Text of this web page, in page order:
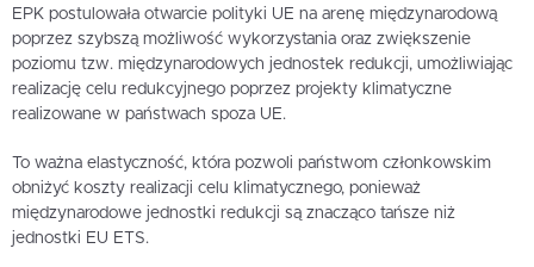
EPK postulowała otwarcie polityki UE na arenę międzynarodową
poprzez szybszą możliwość wykorzystania oraz zwiększenie
poziomu tzw. międzynarodowych jednostek redukcji, umożliwiając
realizację celu redukcyjnego poprzez projekty klimatyczne
realizowane w państwach spoza UE.
To ważna elastyczność, która pozwoli państwom członkowskim
obniżyć koszty realizacji celu klimatycznego, ponieważ
międzynarodowe jednostki redukcji są znacząco tańsze niż
jednostki EU ETS.